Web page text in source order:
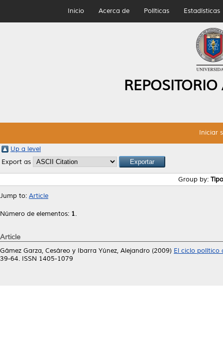
Inicio Acerca de Políticas Estadísticas
Iniciar
Up a level
Export as
Group by:
Jump to: Article
Número de elementos: 1.
Article
Gámez Garza, Cesáreo y Ibarra Yúnez, Alejandro (2009) El ciclo político
39-64. ISSN 1405-1079